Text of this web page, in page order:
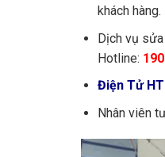
khách hàng.
Dịch vụ
Hotline:
Điện Tử HT
Nhân viên